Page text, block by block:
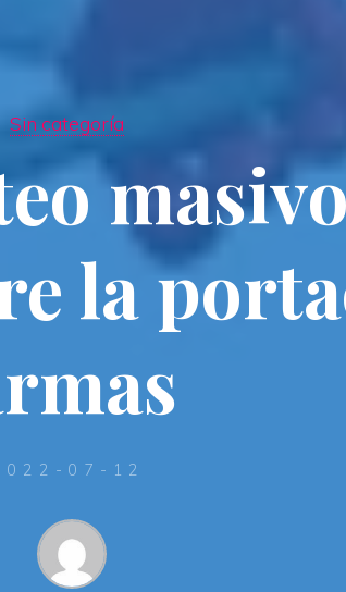
Sin categoría
la
07-12